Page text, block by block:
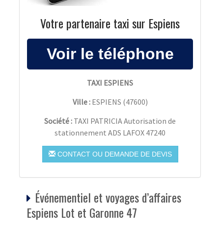
Votre partenaire taxi sur Espiens
TAXI ESPIENS
Ville : ESPIENS (47600)
Société : TAXI PATRICIA Autorisation de
stationnement ADS LAFOX 47240
CONTACT OU DEMANDE DE DEVIS
Événementiel et voyages d’affaires
Espiens Lot et Garonne 47